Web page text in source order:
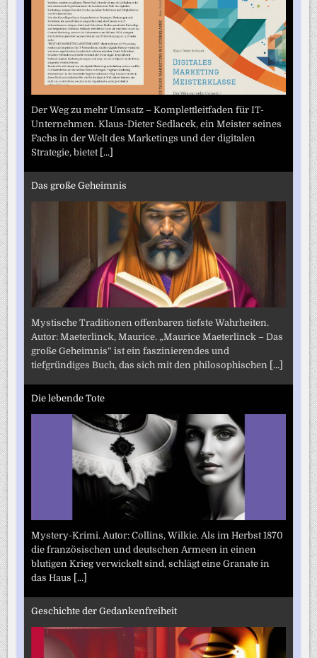
Der Weg zu mehr Umsatz – Komplettleitfaden für IT-
Unternehmen. Klaus-Dieter Sedlacek, ein Meister seines
Fachs in der Welt des Marketings und der digitalen
Strategie, bietet [...]
Das große Geheimnis
Mystische Traditionen offenbaren tiefste Wahrheiten.
Autor: Maeterlinck, Maurice. „Maurice Maeterlinck – Das
große Geheimnis“ ist ein faszinierendes und
tiefgründiges Buch, das sich mit den philosophischen [...]
Die lebende Tote
Mystery-Krimi. Autor: Collins, Wilkie. Als im Herbst 1870
die französischen und deutschen Armeen in einen
blutigen Krieg verwickelt sind, schlägt eine Granate in
das Haus [...]
Geschichte der Gedankenfreiheit